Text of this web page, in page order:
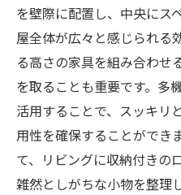
を壁際に配置し、中央にス
屋全体が広々と感じられる
る高さの家具を組み合わせ
を取ることも重要です。多
活用することで、スッキリ
用性を確保することができ
て、リビングに収納付きの
雑然としがちな小物を整理